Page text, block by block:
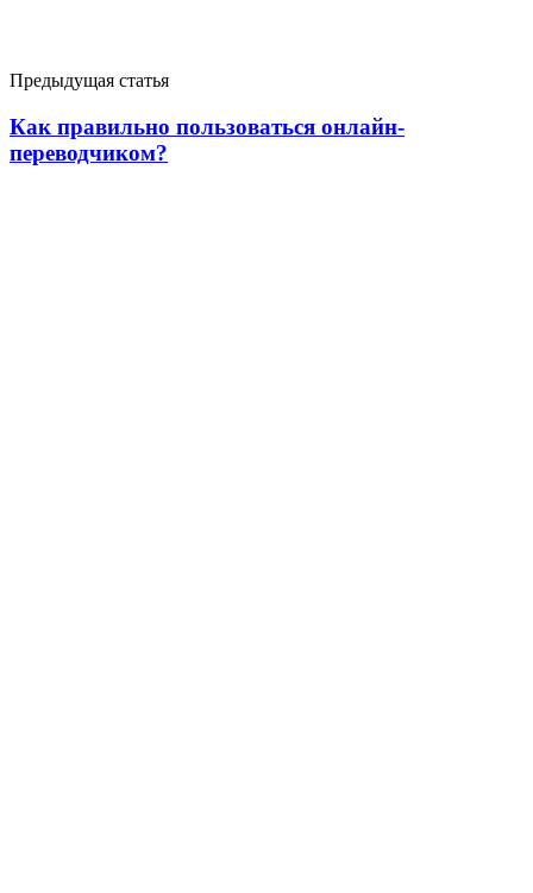
Предыдущая статья
Как правильно пользоваться онлайн-
переводчиком?